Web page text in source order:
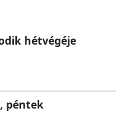
hétvégéje
péntek